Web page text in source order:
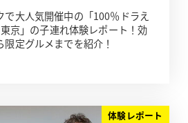
で大人気開催中の「100％ドラえ
京」の子連れ体験レポート！効
定グルメまでを紹介！
体験レポート